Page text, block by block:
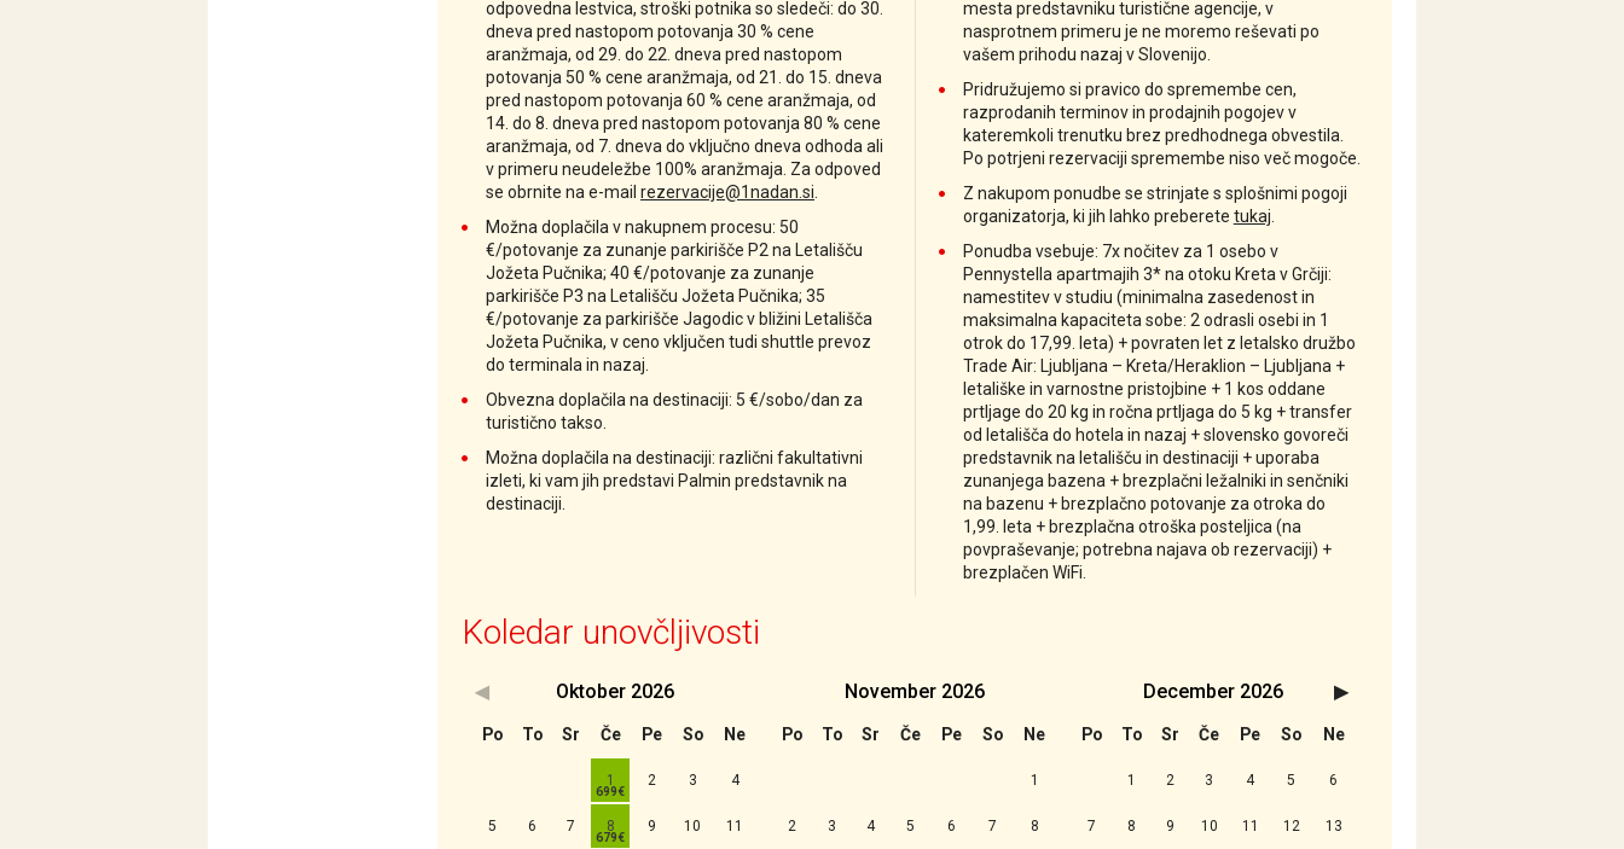
odpovedna lestvica, stroški potnika so sledeči: do 30.
dneva pred nastopom potovanja 30 % cene
aranžmaja, od 29. do 22. dneva pred nastopom
potovanja 50 % cene aranžmaja, od 21. do 15. dneva
pred nastopom potovanja 60 % cene aranžmaja, od
14. do 8. dneva pred nastopom potovanja 80 % cene
aranžmaja, od 7. dneva do vključno dneva odhoda ali
v primeru neudeležbe 100% aranžmaja. Za odpoved
se obrnite na e-mail rezervacije@1nadan.si
Možna doplačila v nakupnem procesu: 50
€/potovanje za zunanje parkirišče P2 na Letališču
Jožeta Pučnika; 40 €/potovanje za zunanje
parkirišče P3 na Letališču Jožeta Pučnika; 35
€/potovanje za parkirišče Jagodic v bližini Letališča
Jožeta Pučnika, v ceno vključen tudi shuttle prevoz
do terminala in nazaj
Obvezna doplačila na destinaciji: 5 €/sobo/dan za
turistično takso.
Možna doplačila na destinaciji: različni fakultativni
izleti, ki vam jih predstavi Palmin predstavnik na
destinaciji.
mesta predstavniku turistične agencije, v
nasprotnem primeru je ne moremo reševati po
vašem prihodu nazaj v Slovenijo.
Pridružujemo si pravico do spremembe cen,
razprodanih terminov in prodajnih pogojev v
kateremkoli trenutku brez predhodnega obvestila.
Po potrjeni rezervaciji spremembe niso več mogoče.
Z nakupom ponudbe se strinjate s splošnimi pogoji
organizatorja, ki jih lahko preberete tukaj
Ponudba vsebuje: 7x nočitev za 1 osebo v
Pennystella apartmajih 3* na otoku Kreta v Grčiji:
namestitev v studiu (minimalna zasedenost in
maksimalna kapaciteta sobe: 2 odrasli osebi in 1
otrok do 17,99. leta) + povraten let z letalsko družbo
Trade Air: Ljubljana – Kreta/Heraklion – Ljubljana +
letališke in varnostne pristojbine + 1 kos oddane
prtljage do 20 kg in ročna prtljaga do 5 kg + transfer
od letališča do hotela in nazaj + slovensko govoreči
predstavnik na letališču in destinaciji + uporaba
zunanjega bazena + brezplačni ležalniki in senčniki
na bazenu + brezplačno potovanje za otroka do
1,99. leta + brezplačna otroška posteljica (na
povpraševanje; potrebna najava ob rezervaciji) +
brezplačen WiFi.
Koledar unovčljivosti
Oktober 2026
Po To Sr Če Pe So Ne
1 2 3 4
5 6 7 8 9 10 11
November 2026
Po To Sr Če Pe So Ne
1
2 3 4 5 6 7 8
December 2026
Po To Sr Če Pe So Ne
1 2 3 4 5 6
7 8 9 10 11 12 13